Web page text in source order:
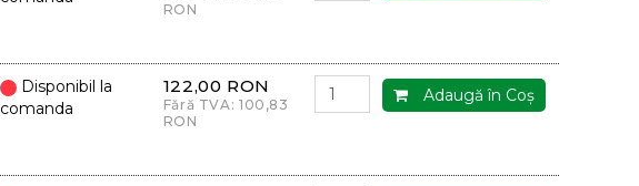
RON
Disponibil la
comanda
122,00 RON
Fără TVA: 100,83
RON
Adaugă în Coş